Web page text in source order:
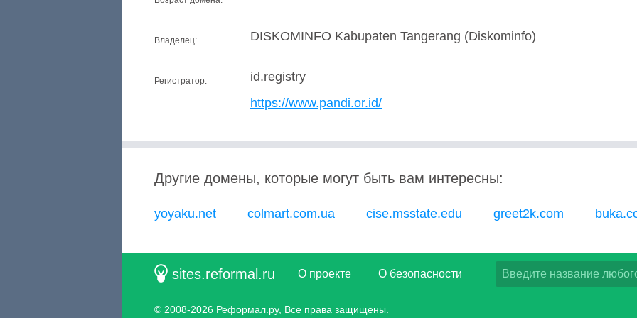
Владелец: DISKOMINFO Kabupaten Tangerang (Diskominfo)
Регистратор:
id.registry
https://www.pandi.or.id/
Другие домены, которые могут быть вам интересны:
yoyaku.net colmart.com.ua cise.msstate.edu greet2k.com
sites.reformal.ru О проекте О безопасности
© 2008-2026 Реформал.ру, Все права защищены.